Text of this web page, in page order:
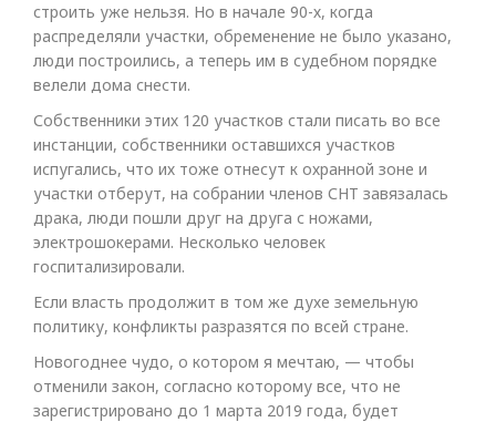
строить уже нельзя. Но в начале 90-х, когда
распределяли участки, обременение не было указано,
люди построились, а теперь им в судебном порядке
велели дома снести.
Собственники этих 120 участков стали писать во все
инстанции, собственники оставшихся участков
испугались, что их тоже отнесут к охранной зоне и
участки отберут, на собрании членов СНТ завязалась
драка, люди пошли друг на друга с ножами,
электрошокерами. Несколько человек
госпитализировали.
Если власть продолжит в том же духе земельную
политику, конфликты разразятся по всей стране.
Новогоднее чудо, о котором я мечтаю, — чтобы
отменили закон, согласно которому все, что не
зарегистрировано до 1 марта 2019 года, будет